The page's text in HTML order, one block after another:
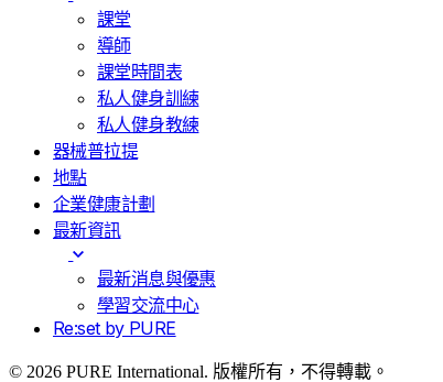
課堂
導師
課堂時間表
私人健身訓練
私人健身教練
器械普拉提
地點
企業健康計劃
最新資訊
最新消息與優惠
學習交流中心
Re:set by PURE
© 2026 PURE International. 版權所有，不得轉載。